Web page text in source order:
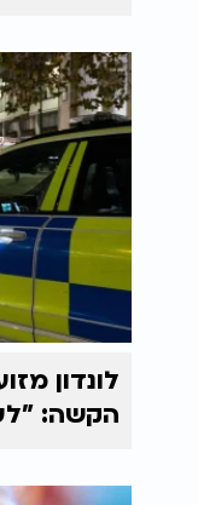
לונדון
הקשה: